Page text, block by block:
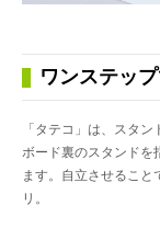
ワンステッ
「タテコ」は、スタ
ボード裏のスタンドを
ます。自立させること
リ。